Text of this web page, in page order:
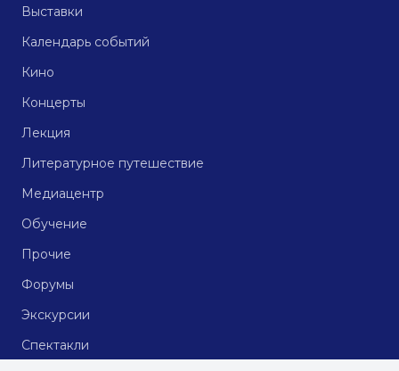
Выставки
Календарь событий
Кино
Концерты
Лекция
Литературное путешествие
Медиацентр
Обучение
Прочие
Форумы
Экскурсии
Спектакли